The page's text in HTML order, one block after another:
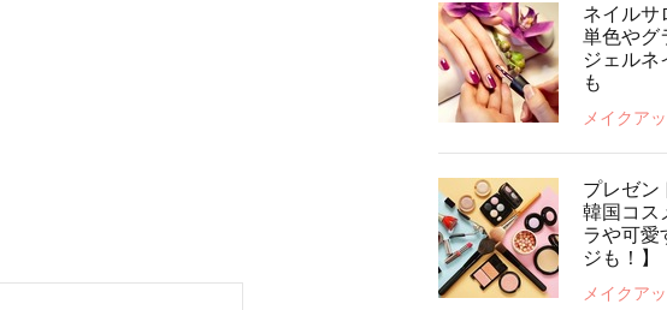
ネイルサ
単色やグ
ジェルネ
も
メイクア
プレゼン
韓国コス
ラや可愛
ジも！】
メイクア